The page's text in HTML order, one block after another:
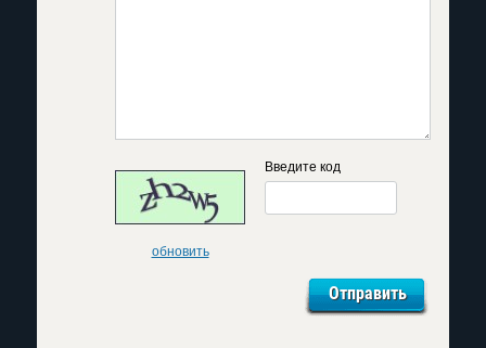
обновить
Введите код